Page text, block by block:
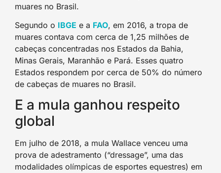
muares no Brasil.
Segundo o IBGE e a FAO, em 2016, a tropa de
muares contava com cerca de 1,25 milhões de
cabeças concentradas nos Estados da Bahia,
Minas Gerais, Maranhão e Pará. Esses quatro
Estados respondem por cerca de 50% do número
de cabeças de muares no Brasil.
E a mula ganhou respeito
global
Em julho de 2018, a mula Wallace venceu uma
prova de adestramento (“dressage”, uma das
modalidades olímpicas de esportes equestres) em